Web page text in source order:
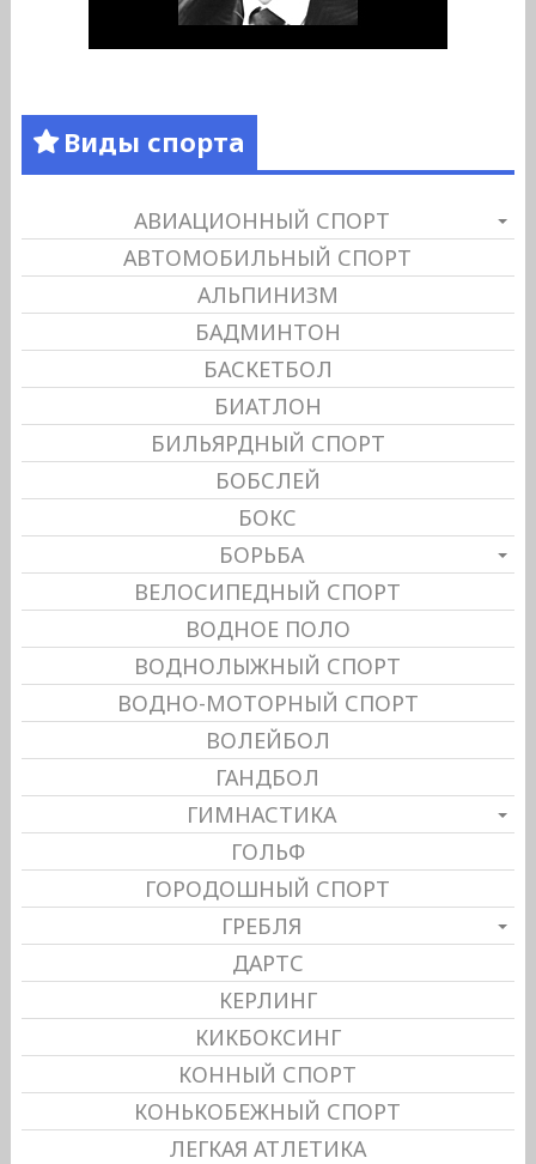
Виды спорта
АВИАЦИОННЫЙ СПОРТ
АВТОМОБИЛЬНЫЙ СПОРТ
АЛЬПИНИЗМ
БАДМИНТОН
БАСКЕТБОЛ
БИАТЛОН
БИЛЬЯРДНЫЙ СПОРТ
БОБСЛЕЙ
БОКС
БОРЬБА
ВЕЛОСИПЕДНЫЙ СПОРТ
ВОДНОЕ ПОЛО
ВОДНОЛЫЖНЫЙ СПОРТ
ВОДНО-МОТОРНЫЙ СПОРТ
ВОЛЕЙБОЛ
ГАНДБОЛ
ГИМНАСТИКА
ГОЛЬФ
ГОРОДОШНЫЙ СПОРТ
ГРЕБЛЯ
ДАРТС
КЕРЛИНГ
КИКБОКСИНГ
КОННЫЙ СПОРТ
КОНЬКОБЕЖНЫЙ СПОРТ
ЛЕГКАЯ АТЛЕТИКА